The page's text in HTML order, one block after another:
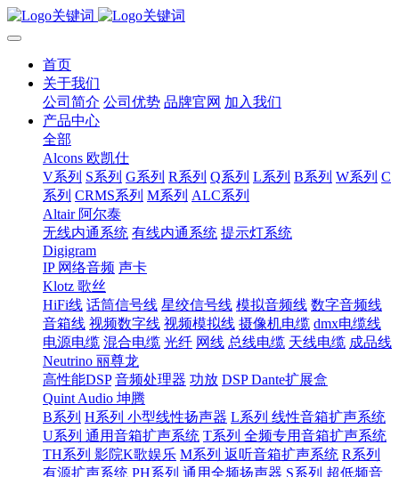
首页
关于我们
公司简介 公司优势 品牌官网 加入我们
产品中心
全部
Alcons 欧凯仕
V系列 S系列 G系列 R系列 Q系列 L系列 B系列 W系列 C
系列 CRMS系列 M系列 ALC系列
Altair 阿尔泰
无线内通系统 有线内通系统 提示灯系统
Digigram
IP 网络音频 声卡
Klotz 歌丝
HiFi线 话筒信号线 星绞信号线 模拟音频线 数字音频线
音箱线 视频数字线 视频模拟线 摄像机电缆 dmx电缆线
电源电缆 混合电缆 光纤 网线 总线电缆 天线电缆 成品线
Neutrino 丽尊龙
高性能DSP 音频处理器 功放 DSP Dante扩展盒
Quint Audio 坤腾
B系列 H系列 小型线性扬声器 L系列 线性音箱扩声系统
U系列 通用音箱扩声系统 T系列 全频专用音箱扩声系统
TH系列 影院K歌娱乐 M系列 返听音箱扩声系统 R系列
有源扩声系统 PH系列 通用全频扬声器 S系列 超低频音